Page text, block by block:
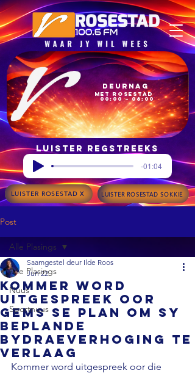
00:00 – 06:00
met Rosestad
Deurnag
Luister regstreeks
-01:04
LUISTER ROSESTAD X LUISTER ROSESTAD SOKKIE
Post
Alle Plasings
Nuus
Sportnuus
Alle Plasings
Kommer word
uitgespreek oor
Gems se plan om sy
beplande
bydraeverhoging te
verlaag
Saamgestel deur Ilde Roos
Jun 22
Kommer word uitgespreek oor die